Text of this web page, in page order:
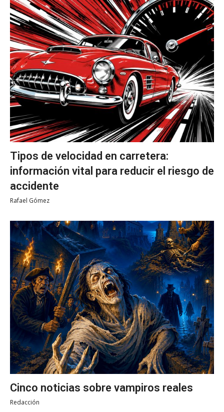
Tipos de velocidad en carretera:
información vital para reducir el riesgo de
accidente
Rafael Gómez
Cinco noticias sobre vampiros reales
Redacción